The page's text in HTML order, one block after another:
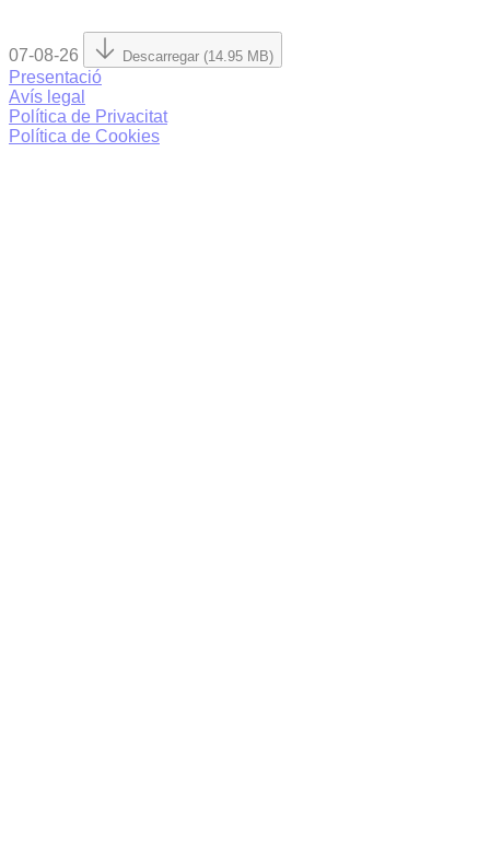
07-08-26 Descarregar (14.95 MB)
Presentació
Avís legal
Política de Privacitat
Política de Cookies